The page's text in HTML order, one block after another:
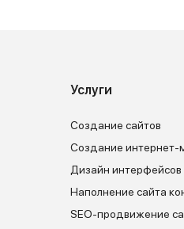
Услуги
Создание сайтов
Создание интернет-
Дизайн интерфейсов
Наполнение сайта
SEO-продвижение